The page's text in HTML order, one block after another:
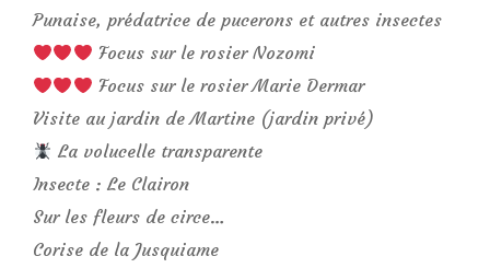
Punaise, prédatrice de pucerons et autres insectes
Focus sur le rosier Nozomi
Focus sur le rosier Marie Dermar
Visite au jardin de Martine (jardin privé)
La volucelle transparente
Insecte : Le Clairon
Sur les fleurs de circe…
Corise de la Jusquiame